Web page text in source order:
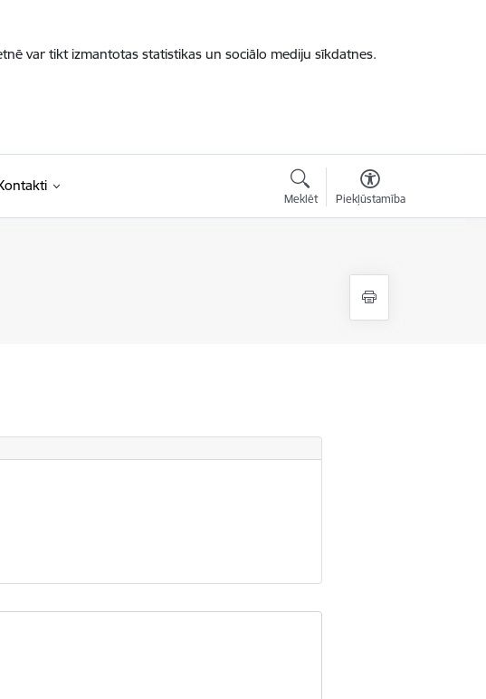
var tikt izmantotas statistikas un sociālo mediju sīkdatnes.
Meklēt Piekļūstamība